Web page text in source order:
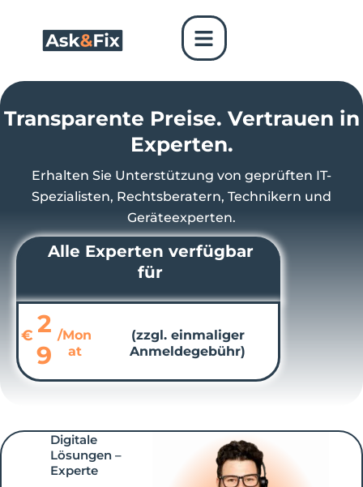
content
Alle Experten verfügbar
für
€ 2
9
/Mon
at
(zzgl. einmaliger
Anmeldegebühr)
Erhalten Sie Unterstützung von geprüften IT-
Spezialisten, Rechtsberatern, Technikern und
Geräteexperten.
Transparente Preise. Vertrauen in
Experten.
Digitale
Lösungen –
Experte